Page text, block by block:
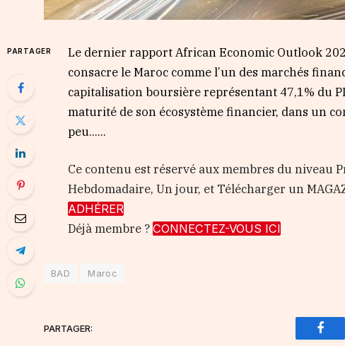
PARTAGER
Le dernier rapport African Economic Outlook
consacre le Maroc comme l’un des marchés
capitalisation boursière représentant 47,1% du
maturité de son écosystème financier, dans un
peu…...
Ce contenu est réservé aux membres du niveau
Hebdomadaire, Un jour, et Télécharger un
ADHÉRER
Déjà membre ?CONNECTEZ-VOUS ICI
BAD Maroc
PARTAGER: